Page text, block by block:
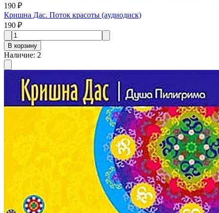
190 ₽
Кришна Дас. Поток красоты (aудиодиск)
190 ₽
В корзину
Наличие: 2